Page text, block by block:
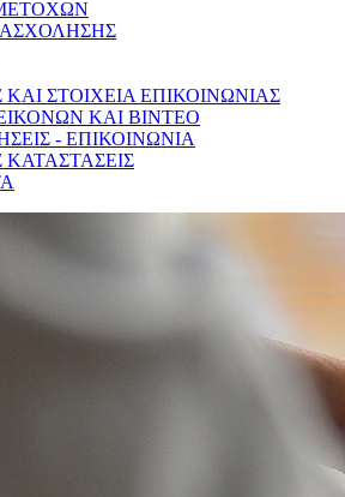
ΣΤΟΙΧΕΙΑ ΕΠΙΚΟΙΝΩΝΙΑΣ
ΚΑΙ ΒΙΝΤΕΟ
- ΕΠΙΚΟΙΝΩΝΙΑ